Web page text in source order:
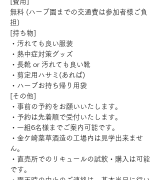
[費用]
無料 (ハーブ園までの交通費は参加者様ご負
担)
[持ち物]
・汚れても良い服装
・熱中症対策グッズ
・長靴 or 汚れても良い靴
・剪定用ハサミ(あれば)
・ハーブお持ち帰り用袋
[その他]
・事前の予約をお願いいたします。
・予約は先着順で受付いたします。
・一組6名様までご案内可能です。
・金ケ崎薬草酒造の工場内は見学出来ませ
ん。
・直売所でのリキュールの試飲・購入は可能
です。